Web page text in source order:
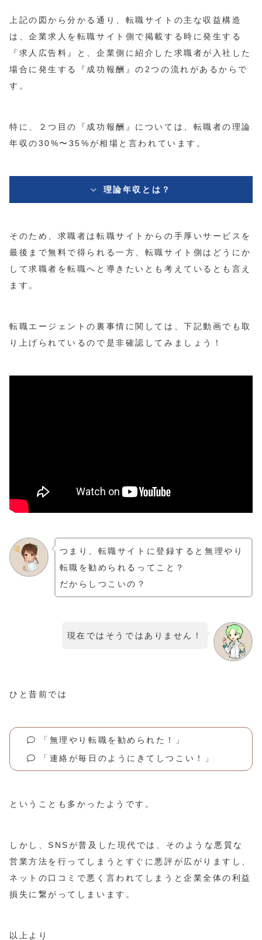
上記の図から分かる通り、転職サイトの主な収益構造
は、企業求人を転職サイト側で掲載する時に発生する
『求人広告料』と、企業側に紹介した求職者が入社した
場合に発生する『成功報酬』の2つの流れがあるからで
す。
特に、２つ目の『成功報酬』については、転職者の理論
年収の30%〜35%が相場と言われています。
理論年収とは？
そのため、求職者は転職サイトからの手厚いサービスを
最後まで無料で得られる一方、転職サイト側はどうにか
して求職者を転職へと導きたいとも考えているとも言え
ます。
転職エージェントの裏事情に関しては、下記動画でも取
り上げられているので是非確認してみましょう！
つまり、転職サイトに登録すると無理やり
転職を勧められるってこと？
だからしつこいの？
現在ではそうではありません！
ひと昔前では
「無理やり転職を勧められた！」
「連絡が毎日のようにきてしつこい！」
ということも多かったようです。
しかし、SNSが普及した現代では、そのような悪質な
営業方法を行ってしまうとすぐに悪評が広がりますし、
ネットの口コミで悪く言われてしまうと企業全体の利益
損失に繋がってしまいます。
以上より